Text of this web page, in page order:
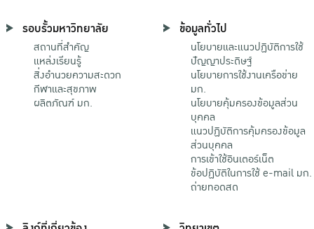
รอบรั้วมหาวิทยาลัย
สถานที่สำคัญ
แหล่งเรียนรู้
สิ่งอำนวยความสะดวก
กีฬาและสุขภาพ
ผลิตภัณฑ์ มก.
ข้อมูลทั่วไป
นโยบายและแนวปฏิบัติการใช้
ปัญญาประดิษฐ์
นโยบายการใช้งานเครือข่าย
มก.
นโยบายคุ้มครองข้อมูลส่วน
บุคคล
แนวปฏิบัติการคุ้มครองข้อมูล
ส่วนบุคคล
การเข้าใช้อินเตอร์เน็ต
ข้อปฏิบัติในการใช้ e-mail มก.
ถ่ายทอดสด